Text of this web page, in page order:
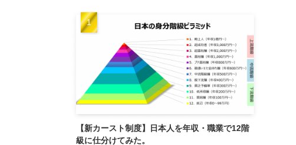
【新カースト制度】日本人を年収・職業で12階
級に仕分けてみた。